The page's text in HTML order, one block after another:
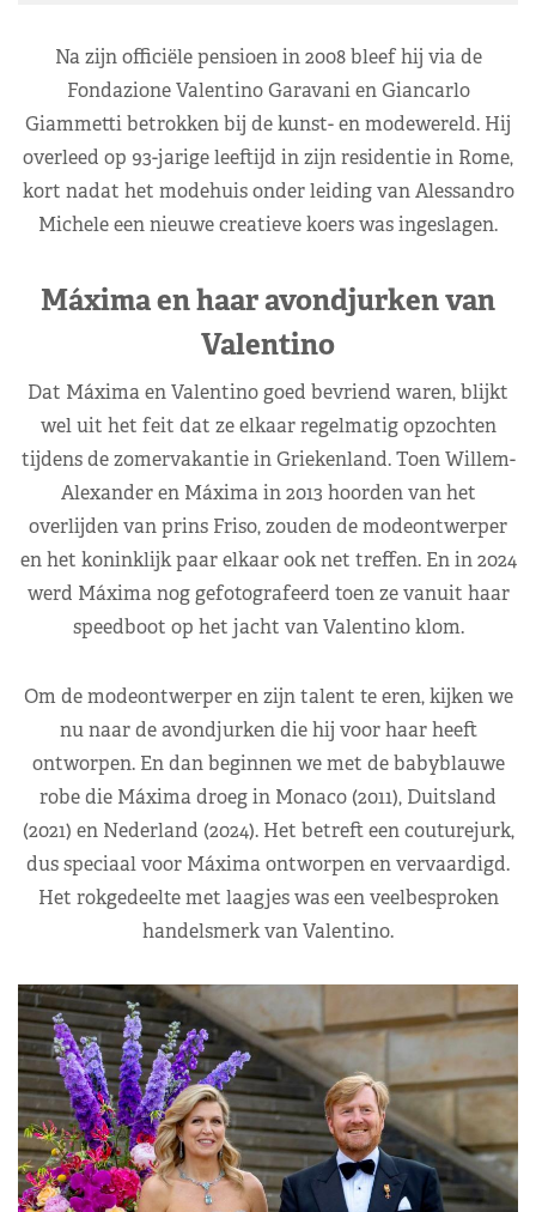
Na zijn officiële pensioen in 2008 bleef hij via de
Fondazione Valentino Garavani en Giancarlo
Giammetti betrokken bij de kunst- en modewereld. Hij
overleed op 93-jarige leeftijd in zijn residentie in Rome,
kort nadat het modehuis onder leiding van Alessandro
Michele een nieuwe creatieve koers was ingeslagen.
Máxima en haar avondjurken van
Valentino
Dat Máxima en Valentino goed bevriend waren, blijkt
wel uit het feit dat ze elkaar regelmatig opzochten
tijdens de zomervakantie in Griekenland. Toen Willem-
Alexander en Máxima in 2013 hoorden van het
overlijden van prins Friso, zouden de modeontwerper
en het koninklijk paar elkaar ook net treffen. En in 2024
werd Máxima nog gefotografeerd toen ze vanuit haar
speedboot op het jacht van Valentino klom.
Om de modeontwerper en zijn talent te eren, kijken we
nu naar de avondjurken die hij voor haar heeft
ontworpen. En dan beginnen we met de babyblauwe
robe die Máxima droeg in Monaco (2011), Duitsland
(2021) en Nederland (2024). Het betreft een couturejurk,
dus speciaal voor Máxima ontworpen en vervaardigd.
Het rokgedeelte met laagjes was een veelbesproken
handelsmerk van Valentino.